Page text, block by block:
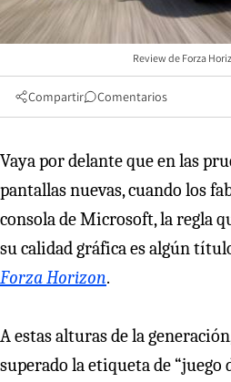
Review de Forza
Compartir Comentarios
Vaya por delante que en las
pantallas nuevas, cuando los
consola de Microsoft, la regla
su calidad gráfica es algún
Forza Horizon.
A estas alturas de la
superado la etiqueta de “juego